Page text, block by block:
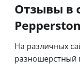
Отзывы в
На различных
разношерстный